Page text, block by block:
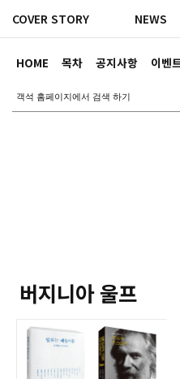
HOME 목차 공지사항 이벤
COVER STORY NEWS
버지니아 울프